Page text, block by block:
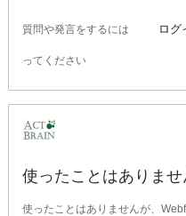
質問や発言をするには ログ
ってください
使ったことはありま
使ったことはありませんが、